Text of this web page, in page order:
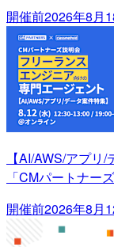
開催前2026年8月
【AI/AWS/アプ
「CMパートナー
開催前2026年8月